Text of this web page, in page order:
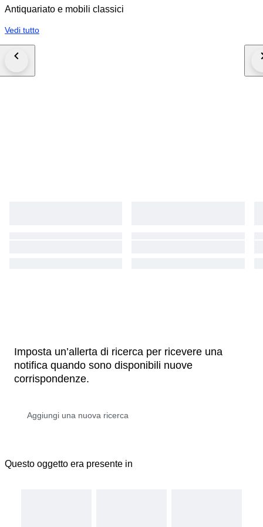
Antiquariato e mobili classici
Vedi tutto
Imposta un’allerta di ricerca per ricevere una
notifica quando sono disponibili nuove
corrispondenze.
Questo oggetto era presente in